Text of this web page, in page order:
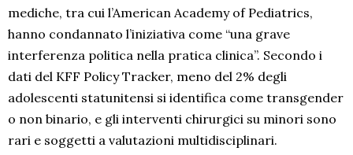
mediche, tra cui l’American Academy of Pediatrics,
hanno condannato l’iniziativa come “una grave
interferenza politica nella pratica clinica”. Secondo i
dati del KFF Policy Tracker, meno del 2% degli
adolescenti statunitensi si identifica come transgender
o non binario, e gli interventi chirurgici su minori sono
rari e soggetti a valutazioni multidisciplinari.